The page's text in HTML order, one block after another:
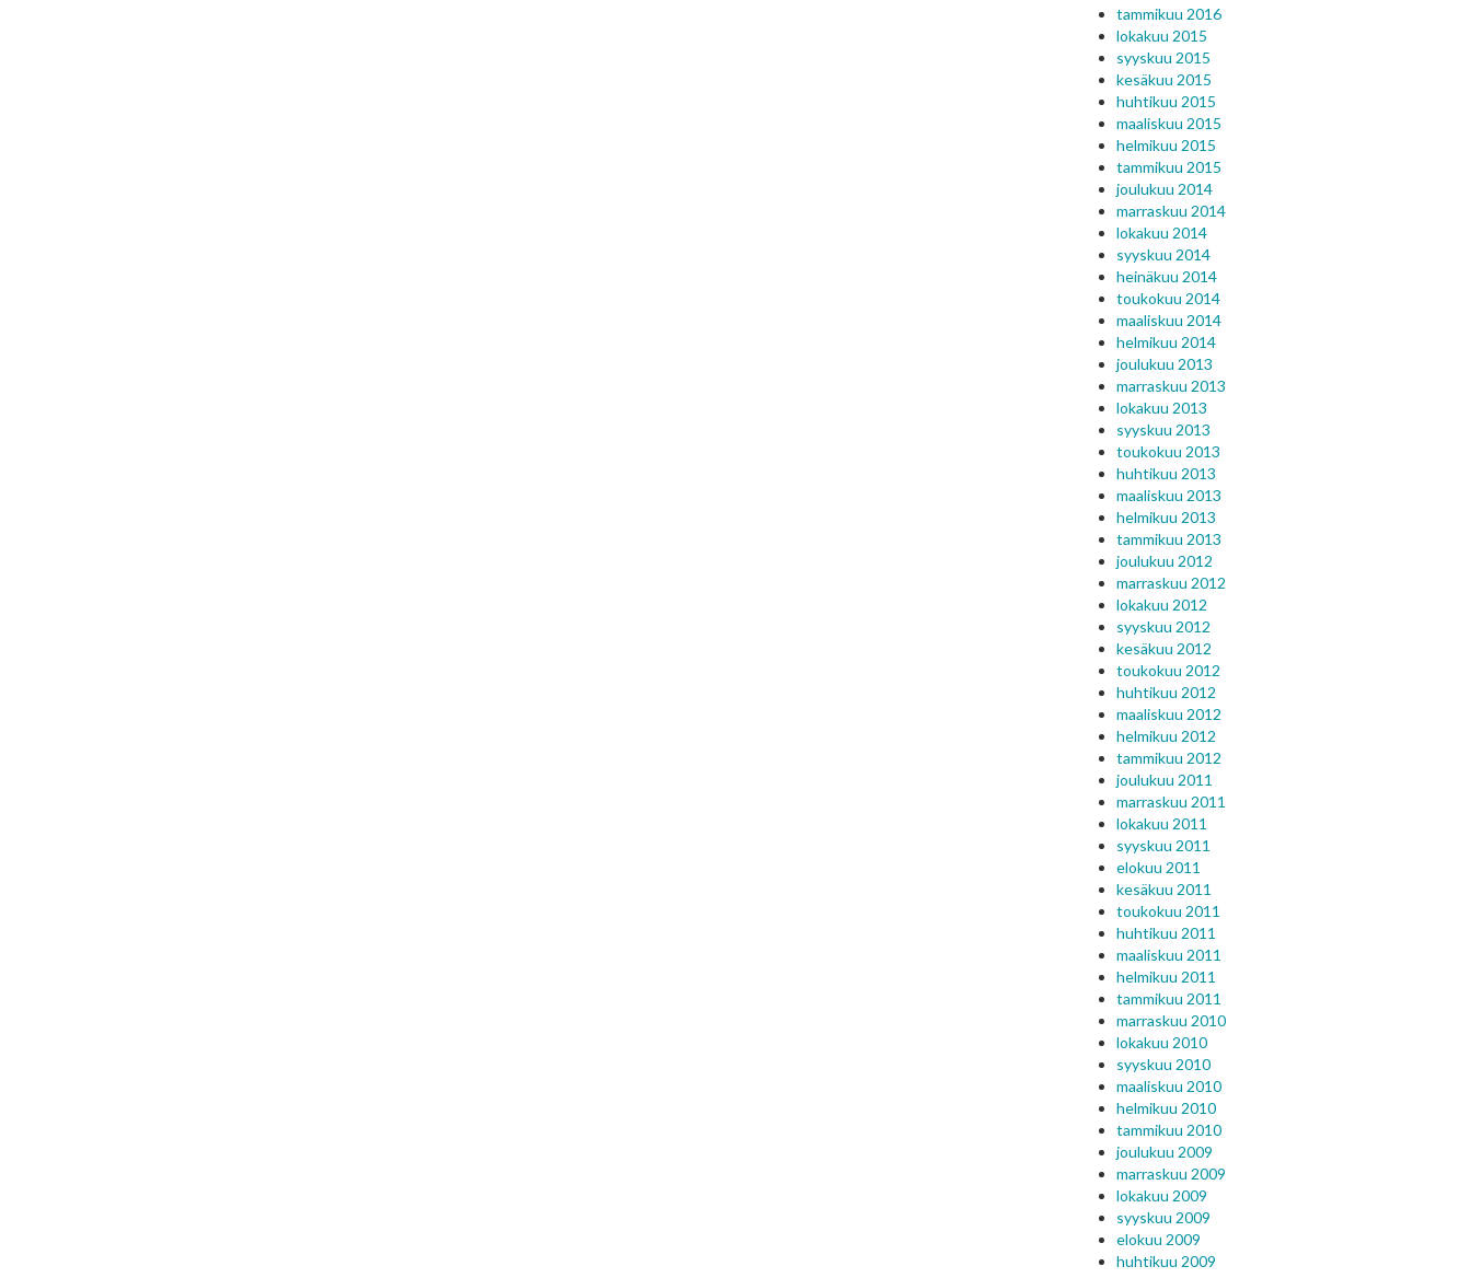
tammikuu 2016
lokakuu 2015
syyskuu 2015
kesäkuu 2015
huhtikuu 2015
maaliskuu 2015
helmikuu 2015
tammikuu 2015
joulukuu 2014
marraskuu 2014
lokakuu 2014
syyskuu 2014
heinäkuu 2014
toukokuu 2014
maaliskuu 2014
helmikuu 2014
joulukuu 2013
marraskuu 2013
lokakuu 2013
syyskuu 2013
toukokuu 2013
huhtikuu 2013
maaliskuu 2013
helmikuu 2013
tammikuu 2013
joulukuu 2012
marraskuu 2012
lokakuu 2012
syyskuu 2012
kesäkuu 2012
toukokuu 2012
huhtikuu 2012
maaliskuu 2012
helmikuu 2012
tammikuu 2012
joulukuu 2011
marraskuu 2011
lokakuu 2011
syyskuu 2011
elokuu 2011
kesäkuu 2011
toukokuu 2011
huhtikuu 2011
maaliskuu 2011
helmikuu 2011
tammikuu 2011
marraskuu 2010
lokakuu 2010
syyskuu 2010
maaliskuu 2010
helmikuu 2010
tammikuu 2010
joulukuu 2009
marraskuu 2009
lokakuu 2009
syyskuu 2009
elokuu 2009
huhtikuu 2009